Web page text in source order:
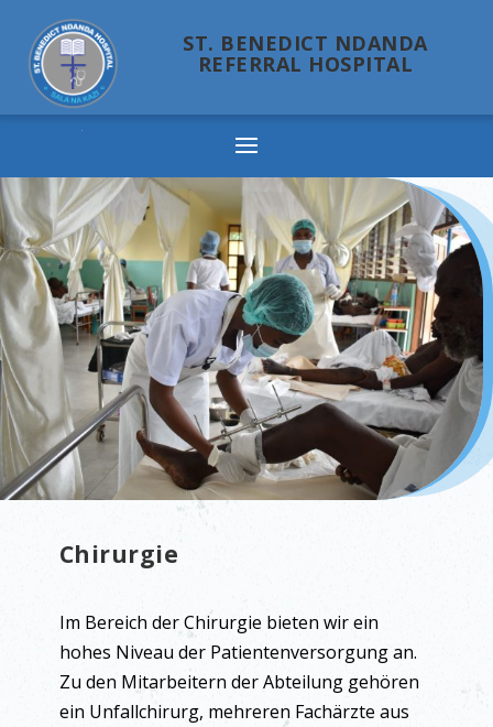
ST. BENEDICT NDANDA
REFERRAL HOSPITAL
Chirurgie
Im Bereich der Chirurgie bieten wir ein
hohes Niveau der Patientenversorgung an.
Zu den Mitarbeitern der Abteilung gehören
ein Unfallchirurg, mehreren Fachärzte aus